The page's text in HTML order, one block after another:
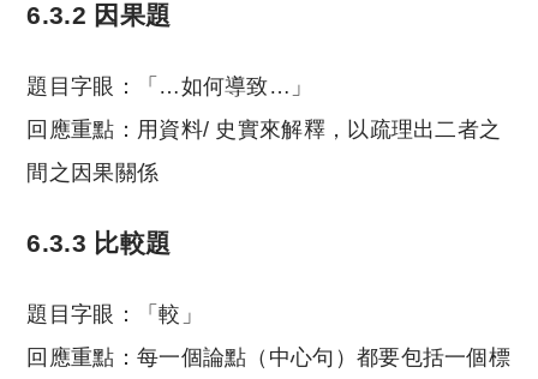
6.3.2 因果題
題目字眼：「…如何導致…」
回應重點：用資料/ 史實來解釋，以疏理出二者之
間之因果關係
6.3.3 比較題
題目字眼：「較」
回應重點：每一個論點（中心句）都要包括一個標